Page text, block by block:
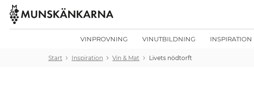
VINPROVNING VINUTBILDNING INSPIRATION
Start Inspiration Vin & Mat Livets nödtorft